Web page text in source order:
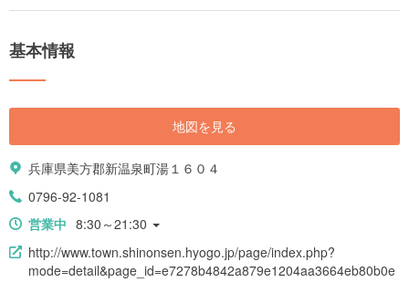
基本情報
地図を見る
兵庫県美方郡新温泉町湯１６０４
0796-92-1081
営業中 8:30～21:30
http://www.town.shinonsen.hyogo.jp/page/index.php?
mode=detail&page_id=e7278b4842a879e1204aa3664eb80b0e